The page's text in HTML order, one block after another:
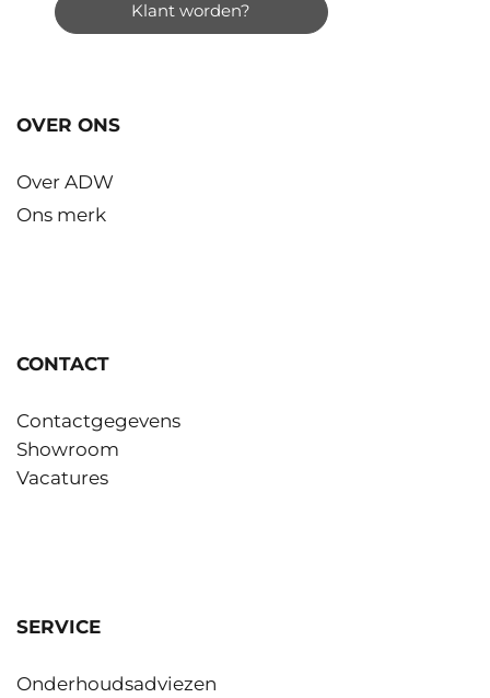
Klant worden?
OVER ONS
Over ADW
Ons merk
CONTACT
Contactgegevens
Showroom
Vacatures
SERVICE
Onderhoudsadviezen